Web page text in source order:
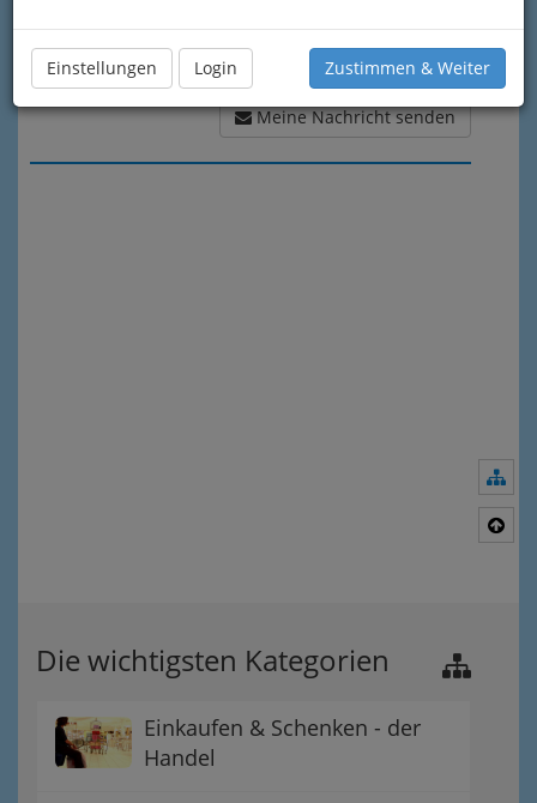
Einstellungen Login Zustimmen & Weiter
Meine Nachricht senden
Die wichtigsten Kategorien
Einkaufen & Schenken - der
Handel